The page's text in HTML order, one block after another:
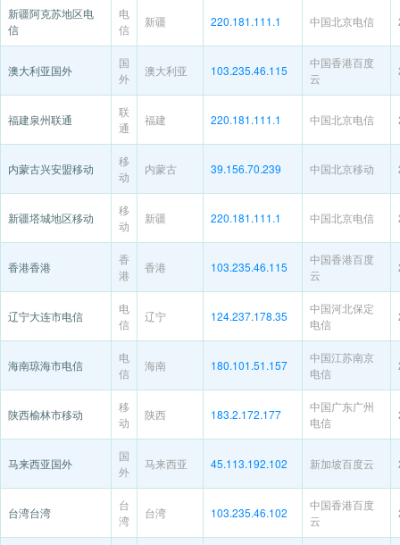
新疆阿克苏地区电
信
电
信
新疆 220.181.111.1 中国北京电信
澳大利亚国外
国
外
澳大利亚 103.235.46.115
中国香港百度
云
福建泉州联通
联
通
福建 220.181.111.1 中国北京电信
内蒙古兴安盟移动
移
动
内蒙古 39.156.70.239 中国北京移动
新疆塔城地区移动
移
动
新疆 220.181.111.1 中国北京电信
香港香港
香
港
香港 103.235.46.115
中国香港百度
云
辽宁大连市电信
电
信
辽宁 124.237.178.35
中国河北保定
电信
海南琼海市电信
电
信
海南 180.101.51.157
中国江苏南京
电信
陕西榆林市移动
移
动
陕西 183.2.172.177
中国广东广州
电信
马来西亚国外
国
外
马来西亚 45.113.192.102 新加坡百度云
台湾台湾
台
湾
台湾 103.235.46.102
中国香港百度
云